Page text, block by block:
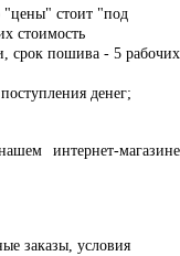
"цены" стоит "под
стоимость
срок пошива - 5 рабочих
денег;
интернет-магазине
заказы, условия